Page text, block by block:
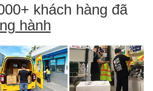
khách hàng đã
hành